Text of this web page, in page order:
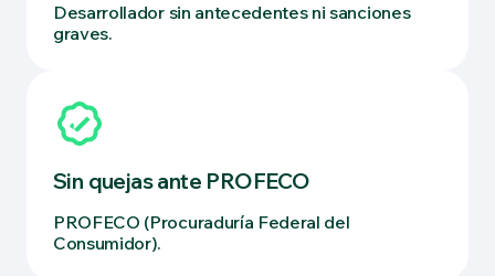
Desarrollador sin antecedentes ni sanciones
graves.
Sin quejas ante PROFECO
PROFECO (Procuraduría Federal del
Consumidor).